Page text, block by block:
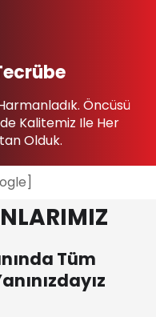
Öncüsü
Kalitemiz Ile Her
Olduk.
Tüm